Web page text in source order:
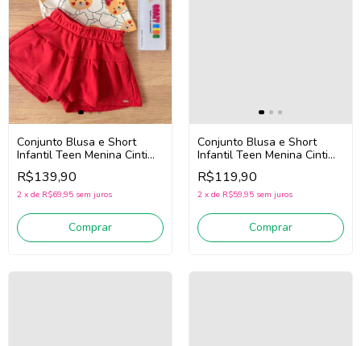
Conjunto Blusa e Short
Infantil Teen Menina Cinti
22223 (Off
White/Vermelho)
R$139,90
2 x de R$69,95 sem juros
Comprar
Conjunto Blusa e Short
Infantil Teen Menina Cinti
22229 (Azul)
R$119,90
2 x de R$59,95 sem juros
Comprar